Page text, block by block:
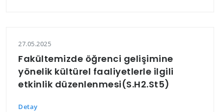
27.05.2025
Fakültemizde öğrenci gelişimine
yönelik kültürel faaliyetlerle ilgili
etkinlik düzenlenmesi(S.H2.St5)
Detay